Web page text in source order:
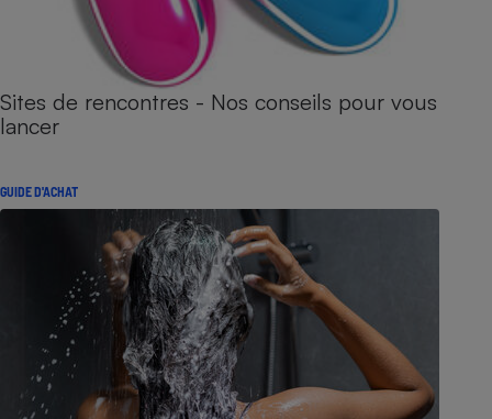
Sites de rencontres - Nos conseils pour vous
lancer
GUIDE D'ACHAT